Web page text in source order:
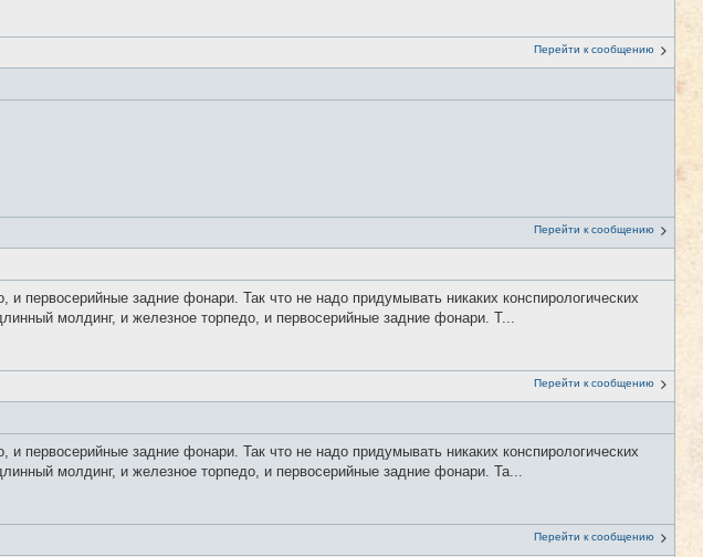
Перейти к сообщению
Перейти к сообщению
первосерийные задние фонари. Так что не надо придумывать никаких конспирологических
молдинг, и железное торпедо, и первосерийные задние фонари. Т...
Перейти к сообщению
первосерийные задние фонари. Так что не надо придумывать никаких конспирологических
молдинг, и железное торпедо, и первосерийные задние фонари. Та...
Перейти к сообщению